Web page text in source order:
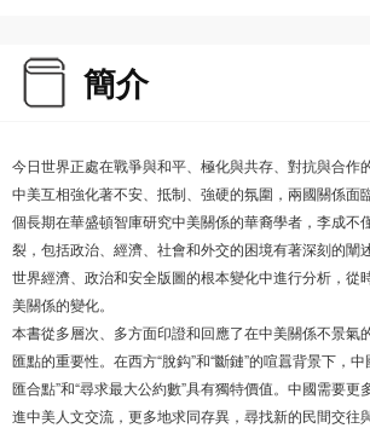
簡介
今日世界正處在戰爭與和平、極化與共存、對抗與合作
中美互相強化著不安、抵制、強硬的氛圍，兩國關係面
個長期在華盛頓智庫研究中美關係的華裔學者，李成不
裂，包括政治、經濟、社會和外交的困境有著深刻的闡
世界經濟、政治和安全版圖的根本變化中進行分析，從
美關係的變化。
本書從多層次、多方面印證和回應了在中美關係不景氣
匯點的重要性。在西方“脫鈎”和“斷鏈”的喧囂背景下，
匯合點”和“尋求最大公約數”具有獨特價值。中國需要更
進中美人文交流，更多地求同存異，尋找新的民間交往